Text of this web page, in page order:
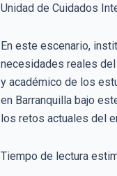
Unidad de Cuidados
En este escenario,
necesidades reales
y académico de los
en Barranquilla bajo
los retos actuales del
Tiempo de lectura